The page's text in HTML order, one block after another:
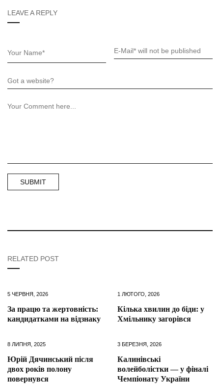
LEAVE A REPLY
RELATED POST
5 ЧЕРВНЯ, 2026
За працю та жертовність:
кандидатками на відзнаку
1 ЛЮТОГО, 2026
Кілька хвилин до біди: у
Хмільнику загорівся
8 ЛИПНЯ, 2025
Юрій Дячинський після
двох років полону
повернувся
3 БЕРЕЗНЯ, 2026
Калинівські
волейболістки — у фіналі
Чемпіонату України